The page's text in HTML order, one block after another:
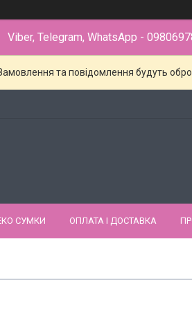
Viber, Telegram, WhatsApp -
та повідомлення будуть
СУМКИ ОПЛАТА І ДОСТАВКА